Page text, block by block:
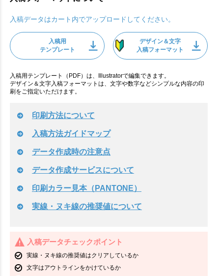
入稿データはカート内でアップロードしてください。
入稿用
テンプレート
デザイン＆文字
入稿フォーマット
入稿用テンプレート（PDF）は、Illustratorで編集できます。
デザイン＆文字入稿フォーマットは、文字や数字などシンプルな内容の印
刷をご指定いただけます。
印刷方法について
入稿方法ガイドマップ
データ作成時の注意点
データ作成サービスについて
印刷カラー見本（PANTONE）
実線・ヌキ線の推奨値について
入稿データチェックポイント
実線・ヌキ線の推奨値はクリアしているか
文字はアウトラインをかけているか